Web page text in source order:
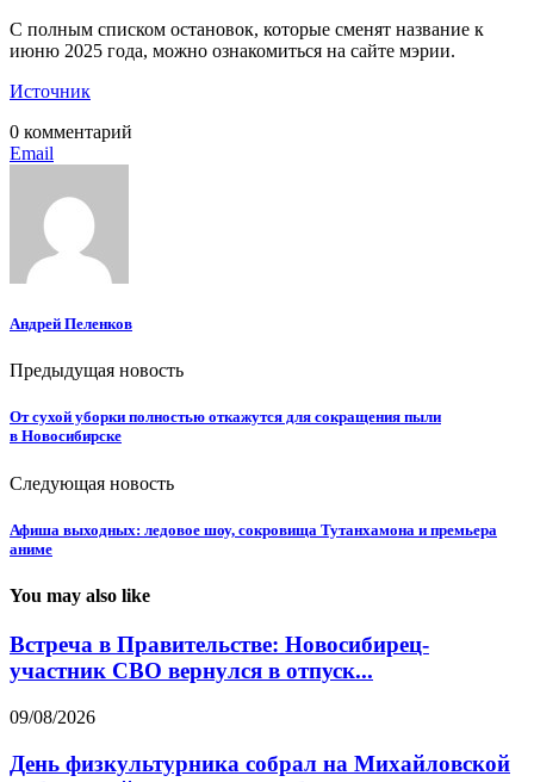
С полным списком остановок, которые сменят название к
июню 2025 года, можно ознакомиться на сайте мэрии.
Источник
0 комментарий
Email
Андрей Пеленков
Предыдущая новость
От сухой уборки полностью откажутся для сокращения пыли
в Новосибирске
Следующая новость
Афиша выходных: ледовое шоу, сокровища Тутанхамона и премьера
аниме
You may also like
Встреча в Правительстве: Новосибирец-
участник СВО вернулся в отпуск...
09/08/2026
День физкультурника собрал на Михайловской